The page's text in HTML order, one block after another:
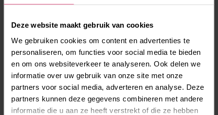
Deze website maakt gebruik van cookies
We gebruiken cookies om content en advertenties te
personaliseren, om functies voor social media te bieden
en om ons websiteverkeer te analyseren. Ook delen we
informatie over uw gebruik van onze site met onze
partners voor social media, adverteren en analyse. Deze
partners kunnen deze gegevens combineren met andere
informatie die u aan ze heeft verstrekt of die ze hebben
Heb je vragen? Je contactpersoon bij ORO kan je hier
meer over vertellen.
Heb je nog geen hulp van ORO? Neem dan via een van
onderstaande manieren contact met ons op.